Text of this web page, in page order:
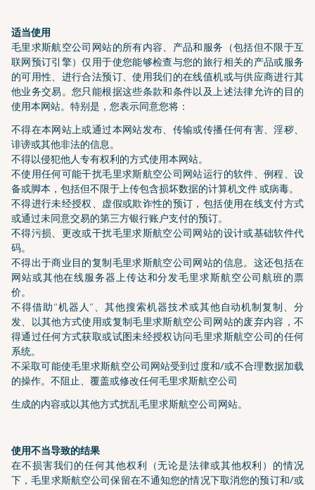
适当使用
毛里求斯航空公司网站的所有内容、产品和服务（包括但不限于互
联网预订引擎）仅用于使您能够检查与您的旅行相关的产品或服务
的可用性、进行合法预订、使用我们的在线值机或与供应商进行其
他业务交易。您只能根据这些条款和条件以及上述法律允许的目的
使用本网站。特别是，您表示同意您将：
不得在本网站上或通过本网站发布、传输或传播任何有害、淫秽、
诽谤或其他非法的信息。
不得以侵犯他人专有权利的方式使用本网站。
不使用任何可能干扰毛里求斯航空公司网站运行的软件、例程、设
备或脚本，包括但不限于上传包含损坏数据的计算机文件 或病毒。
不得进行未经授权、虚假或欺诈性的预订，包括使用在线支付方式
或通过未同意交易的第三方银行账户支付的预订。
不得污损、更改或干扰毛里求斯航空公司网站的设计或基础软件代
码。
不得出于商业目的复制毛里求斯航空公司网站的信息。这还包括在
网站或其他在线服务器上传达和分发毛里求斯航空公司航班的票
价。
不得借助“机器人”、其他搜索机器技术或其他自动机制复制、分
发、以其他方式使用或复制毛里求斯航空公司网站的废弃内容，不
得通过任何方式获取或试图未经授权访问毛里求斯航空公司的任何
系统。
不采取可能使毛里求斯航空公司网站受到过度和/或不合理数据加载
的操作。不阻止、覆盖或修改任何毛里求斯航空公司
生成的内容或以其他方式扰乱毛里求斯航空公司网站。
使用不当导致的结果
在不损害我们的任何其他权利（无论是法律或其他权利）的情况
下，毛里求斯航空公司保留在不通知您的情况下取消您的预订和/或